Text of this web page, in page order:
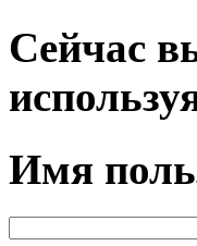
Сейчас
Имя